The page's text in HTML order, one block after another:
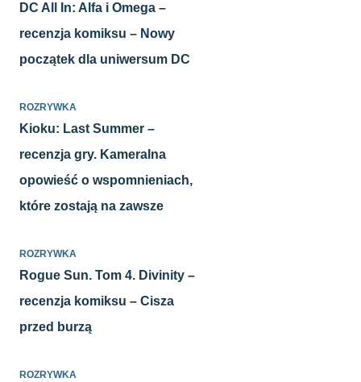
DC All In: Alfa i Omega –
recenzja komiksu – Nowy
początek dla uniwersum DC
ROZRYWKA
Kioku: Last Summer –
recenzja gry. Kameralna
opowieść o wspomnieniach,
które zostają na zawsze
ROZRYWKA
Rogue Sun. Tom 4. Divinity –
recenzja komiksu – Cisza
przed burzą
ROZRYWKA